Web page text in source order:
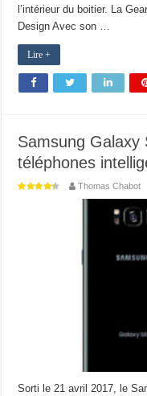
l’intérieur du boitier. La
Design Avec son …
Lire +
Samsung Galaxy
téléphones
Thomas Chabot
Sorti le 21 avril 2017, le